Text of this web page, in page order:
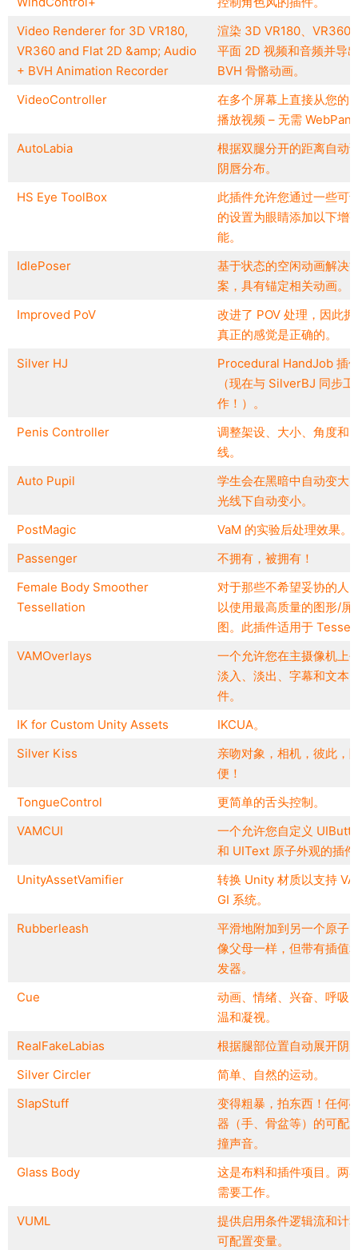
Video Renderer for 3D VR180,
VR360 and Flat 2D &amp; Audio
+ BVH Animation Recorder
渲染 3D VR180、VR360
平面 2D 视频和音频并导
BVH 骨骼动画。
VideoController
在多个屏幕上直接从您的
播放视频 – 无需
AutoLabia
根据双腿分开的距离自动
阴唇分布。
HS Eye ToolBox
此插件允许您通过一些可
的设置为眼睛添加以下增
能。
IdlePoser
基于状态的空闲动画解决
案，具有锚定相关动画。
Improved PoV
改进了 POV 处理，因此
真正的感觉是正确的。
Silver HJ
Procedural HandJob 插
（现在与 SilverBJ 同步工
作！）。
Penis Controller
调整架设、大小、角度和
线。
Auto Pupil
学生会在黑暗中自动变大
光线下自动变小。
PostMagic
VaM 的实验后处理效果。
Passenger
不拥有，被拥有！
Female Body Smoother
Tessellation
对于那些不希望妥协的人
以使用最高质量的图形/屏
图。此插件适用于 Tessel
VAMOverlays
一个允许您在主摄像机上
淡入、淡出、字幕和文本
件。
IK for Custom Unity Assets
IKCUA。
Silver Kiss
亲吻对象，相机，彼此，
便！
TongueControl
更简单的舌头控制。
VAMCUI
一个允许您自定义
和 UIText 原子外观的插
UnityAssetVamifier
转换 Unity 材质以支持
GI 系统。
Rubberleash
平滑地附加到另一个原子
像父母一样，但带有插值
发器。
Cue
动画、情绪、兴奋、呼吸
温和凝视。
RealFakeLabias
根据腿部位置自动展开阴
Silver Circler
简单、自然的运动。
SlapStuff
变得粗暴，拍东西！任何
器（手、骨盆等）的可配
撞声音。
Glass Body
这是布料和插件项目。两
需要工作。
VUML
提供启用条件逻辑流和计
可配置变量。